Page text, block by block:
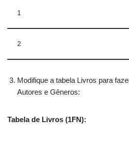
1
2
Modifique a tabela Livros para
Autores e Gêneros:
Tabela de Livros (1FN):